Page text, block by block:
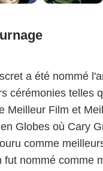
a été nommé
cérémonies telles
Meilleur Film et
Globes où Cary
comme
fut nommé comme